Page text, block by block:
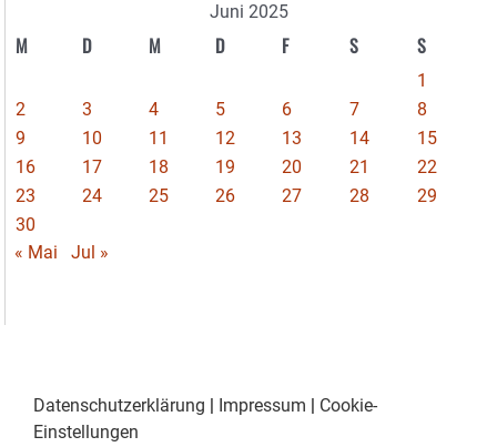
Juni 2025
M D M D F S S
1
2
3 4 5 6 7
8
9
10 11 12 13 14
15
16
17 18 19 20 21
22
23
24 25 26 27 28
29
30
« Mai
Jul »
Datenschutzerklärung Impressum
Cookie-
Einstellungen